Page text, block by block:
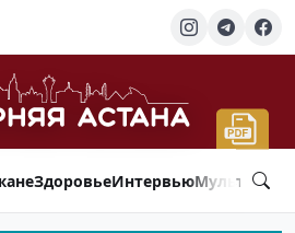
ЗдоровьеИнтервью